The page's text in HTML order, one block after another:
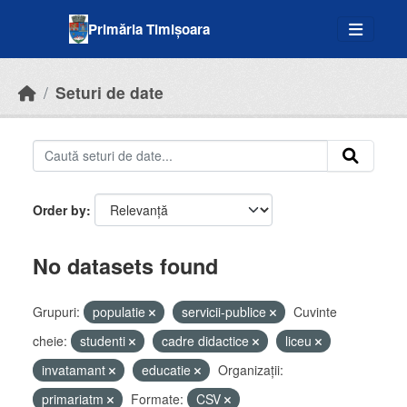
Primăria Timișoara
Seturi de date
Order by
No datasets found
Grupuri: populatie servicii-publice
Cuvinte
cheie:
studenti cadre didactice
liceu
invatamant
educatie
Organizații:
primariatm
Formate: CSV